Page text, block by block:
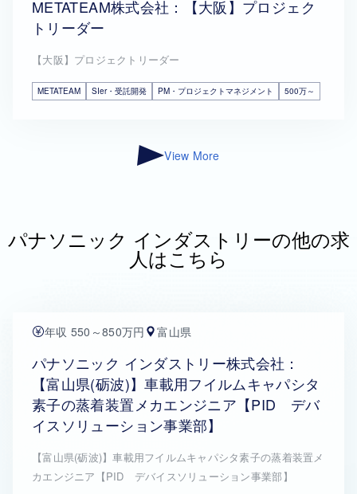
METATEAM株式会社：【大阪】プロジェク
トリーダー
【大阪】プロジェクトリーダー
METATEAM SIer・受託開発 PM・プロジェクトマネジメント 500万～
View More
パナソニック インダストリーの他の求
人はこちら
年収 550～850万円 富山県
パナソニック インダストリー株式会社：
【富山県(砺波)】車載用フイルムキャパシタ
素子の蒸着装置メカエンジニア【PID デバ
イスソリューション事業部】
【富山県(砺波)】車載用フイルムキャパシタ素子の蒸着装置メ
カエンジニア【PID デバイスソリューション事業部】